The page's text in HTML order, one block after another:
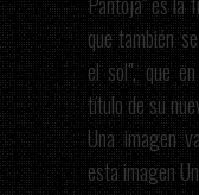
que también
el sol", que
título de su
Una imagen
esta imagen